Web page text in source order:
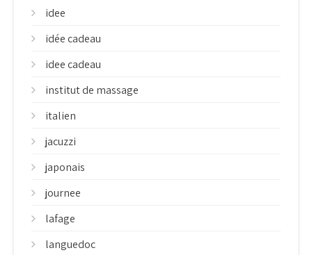
idee
idée cadeau
idee cadeau
institut de massage
italien
jacuzzi
japonais
journee
lafage
languedoc